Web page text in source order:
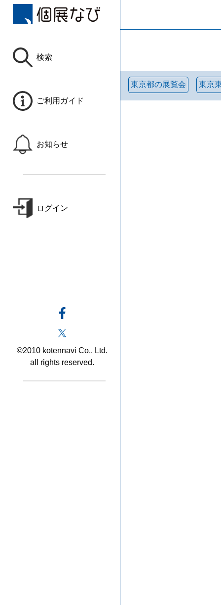
検索
ご利用ガイド
お知らせ
ログイン
©2010 kotennavi Co., Ltd.
all rights reserved.
東京都の展覧会 東京